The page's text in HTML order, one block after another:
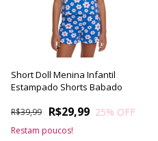
Short Doll Menina Infantil
Estampado Shorts Babado
R$29,99
R$39,99 25% OFF
Restam poucos!